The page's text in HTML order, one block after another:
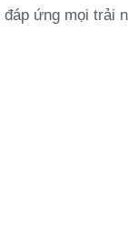
đáp ứng mọi trải